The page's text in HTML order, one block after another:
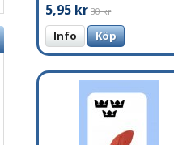
5,95 kr 30 kr
Info Köp